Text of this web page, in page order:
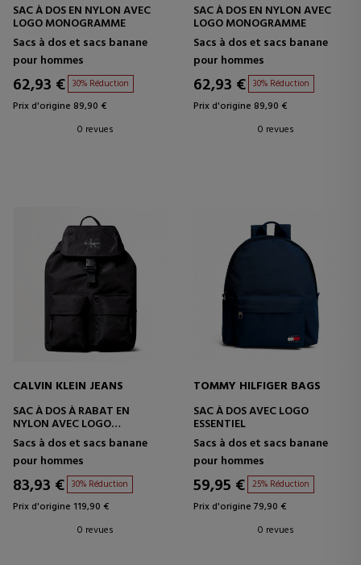
SAC À DOS EN NYLON AVEC
LOGO MONOGRAMME
Sacs à dos et sacs banane
pour hommes
62,93 € 30% Réduction
Prix d'origine 89,90 €
0 revues
SAC À DOS EN NYLON AVEC
LOGO MONOGRAMME
Sacs à dos et sacs banane
pour hommes
62,93 € 30% Réduction
Prix d'origine 89,90 €
0 revues
CALVIN KLEIN JEANS
SAC À DOS À RABAT EN
NYLON AVEC LOGO
MONOGRAMME
Sacs à dos et sacs banane
pour hommes
83,93 € 30% Réduction
Prix d'origine 119,90 €
0 revues
TOMMY HILFIGER BAGS
SAC À DOS AVEC LOGO
ESSENTIEL
Sacs à dos et sacs banane
pour hommes
59,95 € 25% Réduction
Prix d'origine 79,90 €
0 revues